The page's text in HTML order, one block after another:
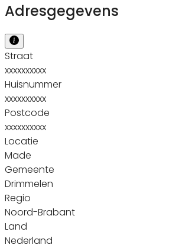
Adresgegevens
Straat
xxxxxxxxxx
Huisnummer
xxxxxxxxxx
Postcode
xxxxxxxxxx
Locatie
Made
Gemeente
Drimmelen
Regio
Noord-Brabant
Land
Nederland